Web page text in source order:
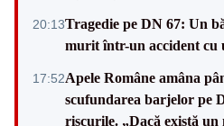
20:13Tragedie pe DN 67: Un
murit într-un accident cu
17:52Apele Române amâna
scufundarea barjelor pe
riscurile. „Dacă există